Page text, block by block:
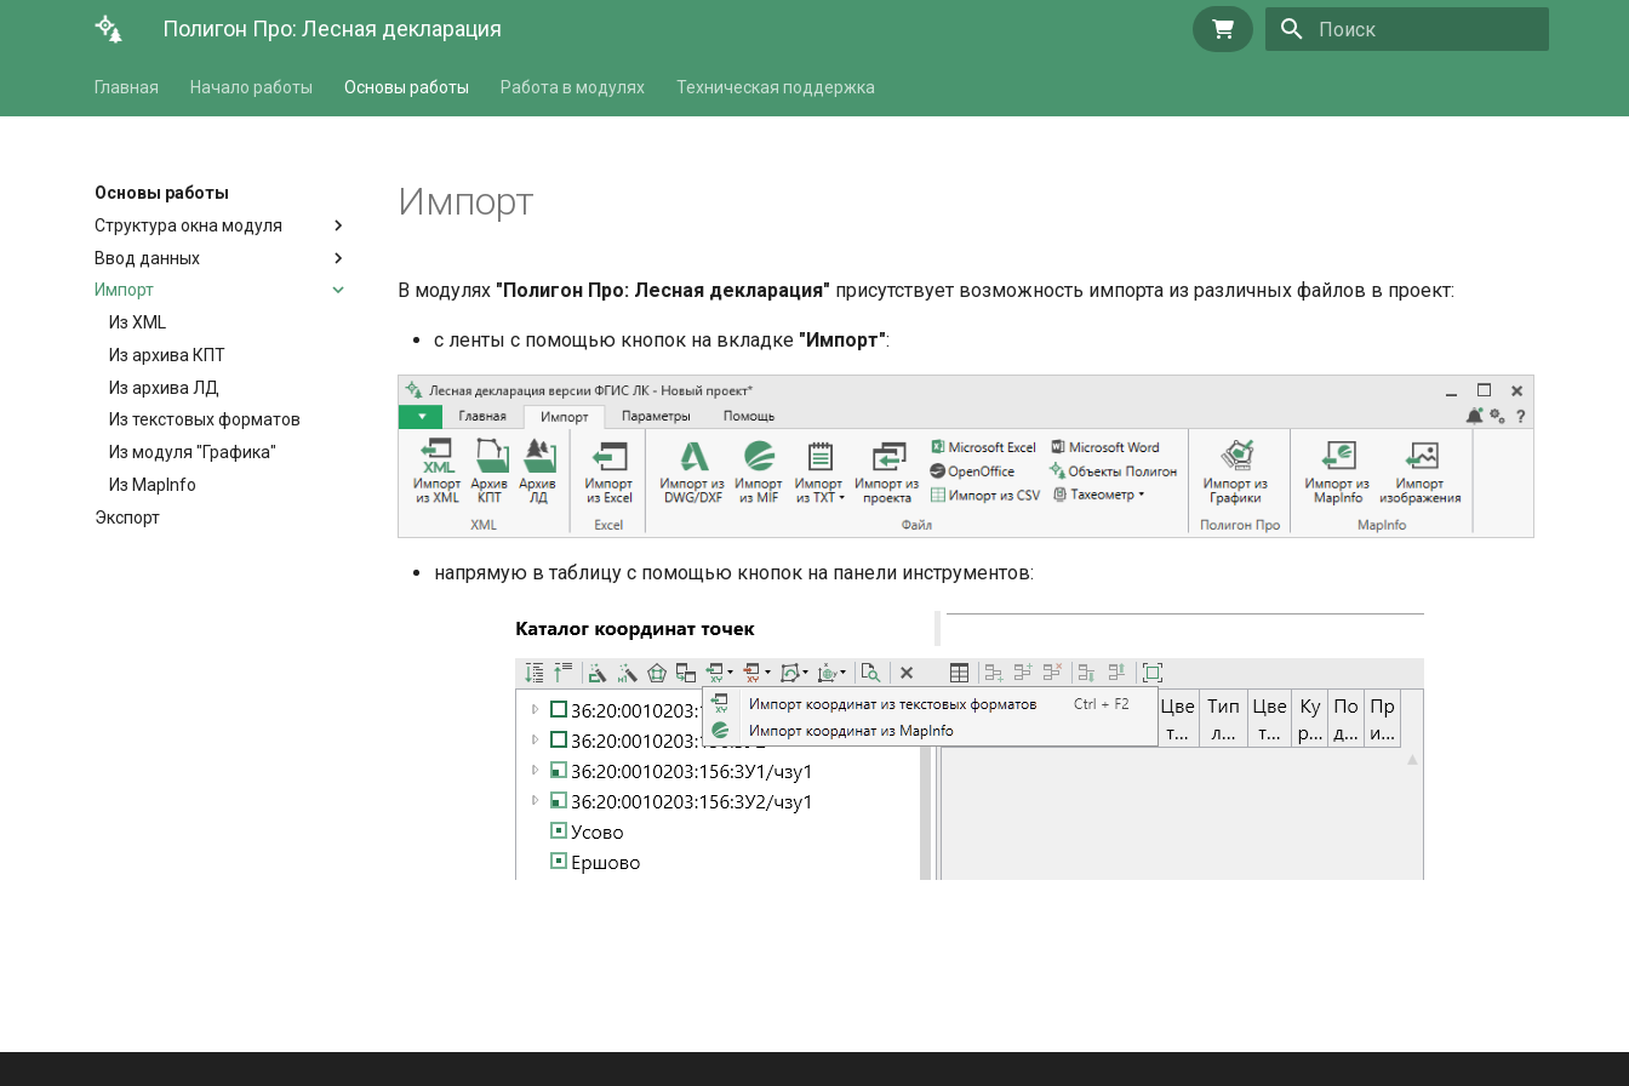
Полигон Про: Лесная декларация Купить
Главная Начало работы Основы работы Работа в модулях Техническая поддержка
Основы работы
Структура окна модуля
Ввод данных
Импорт
Из XML
Из архива КПТ
Из архива ЛД
Из текстовых форматов
Из модуля "Графика"
Из MapInfo
Экспорт
Импорт
В модулях "Полигон Про: Лесная декларация" присутствует возможность импорта из различных файлов в проект:
с ленты с помощью кнопок на вкладке "Импорт":
напрямую в таблицу с помощью кнопок на панели инструментов: